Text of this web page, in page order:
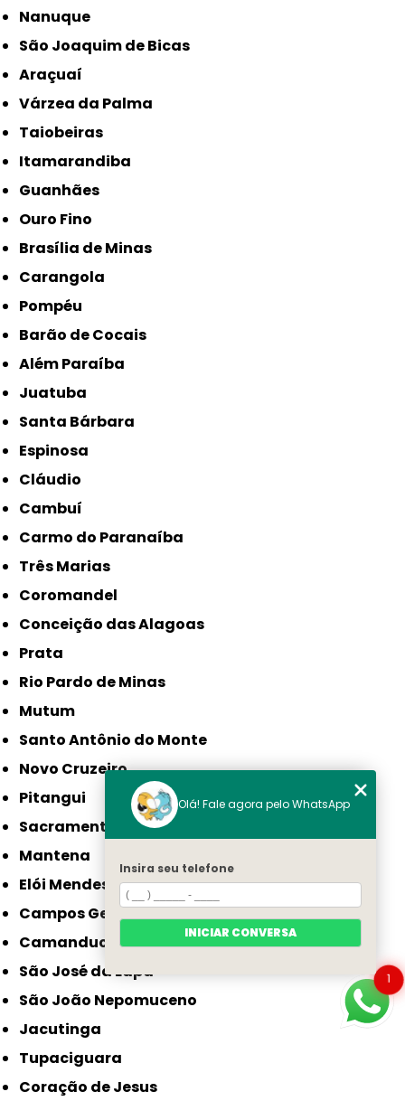
Nanuque
São Joaquim de Bicas
Araçuaí
Várzea da Palma
Taiobeiras
Itamarandiba
Guanhães
Ouro Fino
Brasília de Minas
Carangola
Pompéu
Barão de Cocais
Além Paraíba
Juatuba
Santa Bárbara
Espinosa
Cláudio
Cambuí
Carmo do Paranaíba
Três Marias
Coromandel
Conceição das Alagoas
Prata
Rio Pardo de Minas
Mutum
Santo Antônio do Monte
Novo Cruzeiro
Pitangui
Sacramento
Mantena
Elói Mendes
Campos Gerais
Camanducaia
São José da Lapa
São João Nepomuceno
Jacutinga
Tupaciguara
Coração de Jesus
1
Olá! Fale agora pelo WhatsApp
Insira seu telefone
INICIAR CONVERSA